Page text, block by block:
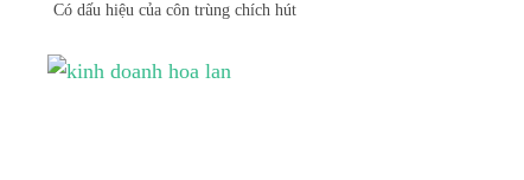
Có dấu hiệu của côn trùng chích hút